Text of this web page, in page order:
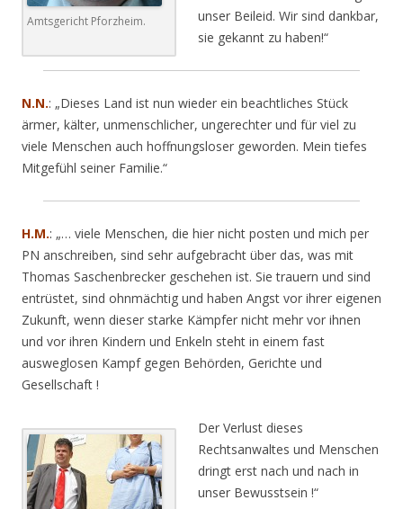
Amtsgericht Pforzheim.
unser Beileid. Wir sind dankbar,
sie gekannt zu haben!“
N.N.: „Dieses Land ist nun wieder ein beachtliches Stück
ärmer, kälter, unmenschlicher, ungerechter und für viel zu
viele Menschen auch hoffnungsloser geworden. Mein tiefes
Mitgefühl seiner Familie.“
H.M.: „… viele Menschen, die hier nicht posten und mich per
PN anschreiben, sind sehr aufgebracht über das, was mit
Thomas Saschenbrecker geschehen ist. Sie trauern und sind
entrüstet, sind ohnmächtig und haben Angst vor ihrer eigenen
Zukunft, wenn dieser starke Kämpfer nicht mehr vor ihnen
und vor ihren Kindern und Enkeln steht in einem fast
ausweglosen Kampf gegen Behörden, Gerichte und
Gesellschaft !
Der Verlust dieses
Rechtsanwaltes und Menschen
dringt erst nach und nach in
unser Bewusstsein !“